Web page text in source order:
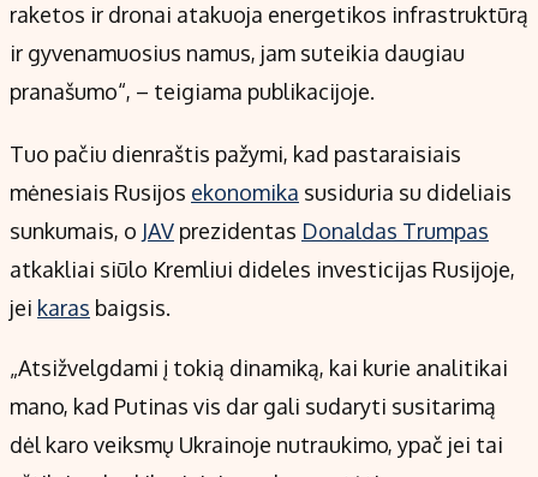
raketos ir dronai atakuoja energetikos infrastruktūrą
ir gyvenamuosius namus, jam suteikia daugiau
pranašumo“, – teigiama publikacijoje.
Tuo pačiu dienraštis pažymi, kad pastaraisiais
mėnesiais Rusijos ekonomika susiduria su dideliais
sunkumais, o JAV prezidentas Donaldas Trumpas
atkakliai siūlo Kremliui dideles investicijas Rusijoje,
jei karas baigsis.
„Atsižvelgdami į tokią dinamiką, kai kurie analitikai
mano, kad Putinas vis dar gali sudaryti susitarimą
dėl karo veiksmų Ukrainoje nutraukimo, ypač jei tai